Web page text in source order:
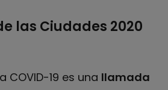
las Ciudades 2020
COVID-19 es una llamada